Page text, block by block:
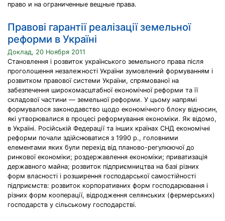
право и на ограниченные вещные права.
Правові гарантії реалізації земельної
реформи в Україні
Доклад, 20 Ноября 2011
Становлення і розвиток українського земельного права після
проголошення незалежності України зумовлений формуванням і
розвитком правової системи України, спрямованої на
забезпечення широкомасштабної економічної реформи та її
складової частини — земельної реформи. У цьому напрямі
формувалося законодавство щодо економічного блоку відносин,
які утворювалися в процесі реформування економіки. Як відомо,
в Україні. Російській Федерації та інших країнах СНД економічні
реформи почали здійснюватися з 1990 р., головними
елементами яких були перехід від планово-регулюючої до
ринкової економіки; роздержавлення економіки; приватизація
державного майна; розвиток підприємництва на базі різних
форм власності і розширення господарської самостійності
підприємств: розвиток корпоративних форм господарювання і
різних форм кооперації, відродження селянських (фермерських)
господарств у сільському господарстві.